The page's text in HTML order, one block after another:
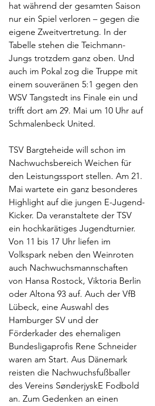
hat während der gesamten Saison
nur ein Spiel verloren – gegen die
eigene Zweitvertretung. In der
Tabelle stehen die Teichmann-
Jungs trotzdem ganz oben. Und
auch im Pokal zog die Truppe mit
einem souveränen 5:1 gegen den
WSV Tangstedt ins Finale ein und
trifft dort am 29. Mai um 10 Uhr auf
Schmalenbeck United.
TSV Bargteheide will schon im
Nachwuchsbereich Weichen für
den Leistungssport stellen. Am 21.
Mai wartete ein ganz besonderes
Highlight auf die jungen E-Jugend-
Kicker. Da veranstaltete der TSV
ein hochkarätiges Jugendturnier.
Von 11 bis 17 Uhr liefen im
Volkspark neben den Weinroten
auch Nachwuchsmannschaften
von Hansa Rostock, Viktoria Berlin
oder Altona 93 auf. Auch der VfB
Lübeck, eine Auswahl des
Hamburger SV und der
Förderkader des ehemaligen
Bundesligaprofis Rene Schneider
waren am Start. Aus Dänemark
reisten die Nachwuchsfußballer
des Vereins SønderjyskE Fodbold
an. Zum Gedenken an einen